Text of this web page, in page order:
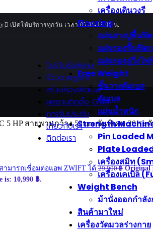
เปิดให้บริการทุกวัน เวลา 09.00-18.00 น.
เครื่องเดินวงรี
Flooring
แผ่นยางปูพื้นฟิ
แผ่นรองพื้นฟิต
แผ่นรองลู่วิ่งไ
Free Weight
ชั้นวางดัมเบล
ดัมเบล
แผ่นน้ำหนัก
Strength
Pin Loaded
Plate
เครื่องสมิท
เครื่องเคเบิล
Weight Bench
ม้านั่งออกกำลัง
สินค้ามาใหม่
เครื่องวัดมวลร่างกาย
โปรโมชั่นพิเศษ
รีวิวจากลูกค้า
สร้างห้องฟิตเนส
ผลงานติดตั้ง GYM
การรับประกัน
เกี่ยวกับเรา
ติดต่อเรา
5 HP สายพานกว้าง 52 cm ชันพิเศษ 20 ระ
ามารถเชื่อมต่อแอพ ZWIFT ได้ 29,900฿ Original
is: 10,990 ฿.